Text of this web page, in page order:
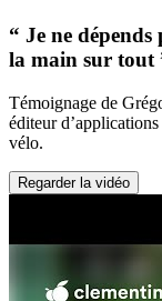
“ Je ne
la main sur tout
Témoignage de
éditeur
vélo.
Regarder la vidéo